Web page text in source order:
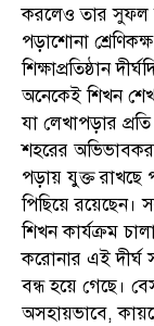
করলেও তার সুফল
পড়াশোনা
শিক্ষাপ্রতিষ্ঠান
অনেকেই শিখন
যা লেখাপড়ার
শহরের
পড়ায় যুক্ত রাখছে
পিছিয়ে
শিখন কার্যক্রম
করোনার এই দীর্ঘ
বন্ধ হয়ে গেছে।
অসহায়ভাবে,